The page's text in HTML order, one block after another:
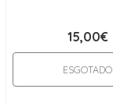
15,00€
ESGOTADO